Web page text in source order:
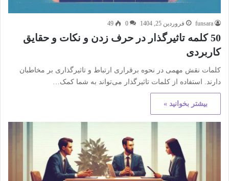
funsara فروردین 25, 1404 0
49
50 کلمه‌ تاثیرگذار در حرف زدن و نکات و حقایق
کاربردی
کلمات نقش مهمی در نحوه برقراری ارتباط و تاثیرگذاری بر مخاطبان
دارند. استفاده از کلمات تاثیرگذار می‌تواند به شما کمک…
بیشتر بخوانید »